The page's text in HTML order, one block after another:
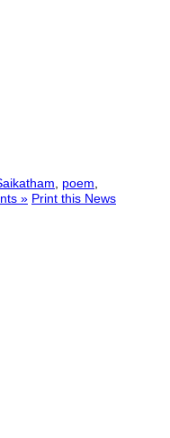
, poem,
» Print this News